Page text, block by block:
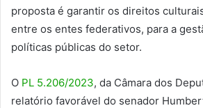
proposta é garantir os direitos
entre os entes federativos, para a
políticas públicas do setor.
O PL 5.206/2023, da Câmara dos
relatório favorável do senador